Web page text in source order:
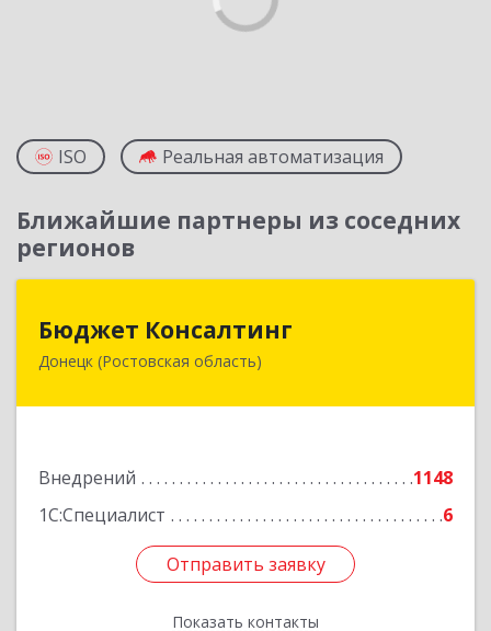
ISO Реальная автоматизация
Ближайшие партнеры из соседних
регионов
Бюджет Консалтинг
Донецк (Ростовская область)
Внедрений
1148
1С:Специалист
6
Отправить заявку
Показать контакты
346338, Ростовская обл, г.о. Город Донецк,
Отправить заявку
Назад